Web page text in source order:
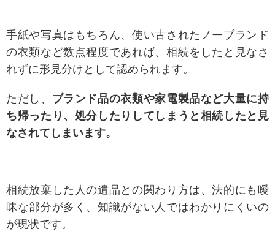
手紙や写真はもちろん、使い古されたノーブランド
の衣類など数点程度であれば、相続をしたと見なさ
れずに形見分けとして認められます。
ただし、 ブランド品の衣類や家電製品など大量に持
ち帰ったり、処分したりしてしまうと相続したと見
なされてしまいます。
相続放棄した人の遺品との関わり方は、法的にも曖
昧な部分が多く、知識がない人ではわかりにくいの
が現状です。